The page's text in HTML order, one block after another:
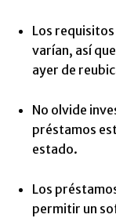
Los
varían, así
ayer de
No olvide
préstamos
estado.
Los
permitir un